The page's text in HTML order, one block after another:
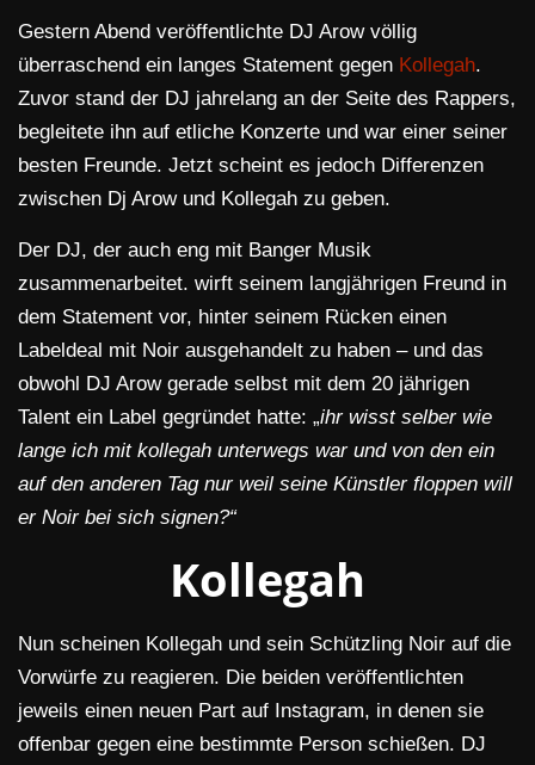
Gestern Abend veröffentlichte DJ Arow völlig
überraschend ein langes Statement gegen Kollegah.
Zuvor stand der DJ jahrelang an der Seite des Rappers,
begleitete ihn auf etliche Konzerte und war einer seiner
besten Freunde. Jetzt scheint es jedoch Differenzen
zwischen Dj Arow und Kollegah zu geben.
Der DJ, der auch eng mit Banger Musik
zusammenarbeitet. wirft seinem langjährigen Freund in
dem Statement vor, hinter seinem Rücken einen
Labeldeal mit Noir ausgehandelt zu haben – und das
obwohl DJ Arow gerade selbst mit dem 20 jährigen
Talent ein Label gegründet hatte: „ihr wisst selber wie
lange ich mit kollegah unterwegs war und von den ein
auf den anderen Tag nur weil seine Künstler floppen will
er Noir bei sich signen?“
Kollegah
Nun scheinen Kollegah und sein Schützling Noir auf die
Vorwürfe zu reagieren. Die beiden veröffentlichten
jeweils einen neuen Part auf Instagram, in denen sie
offenbar gegen eine bestimmte Person schießen. DJ